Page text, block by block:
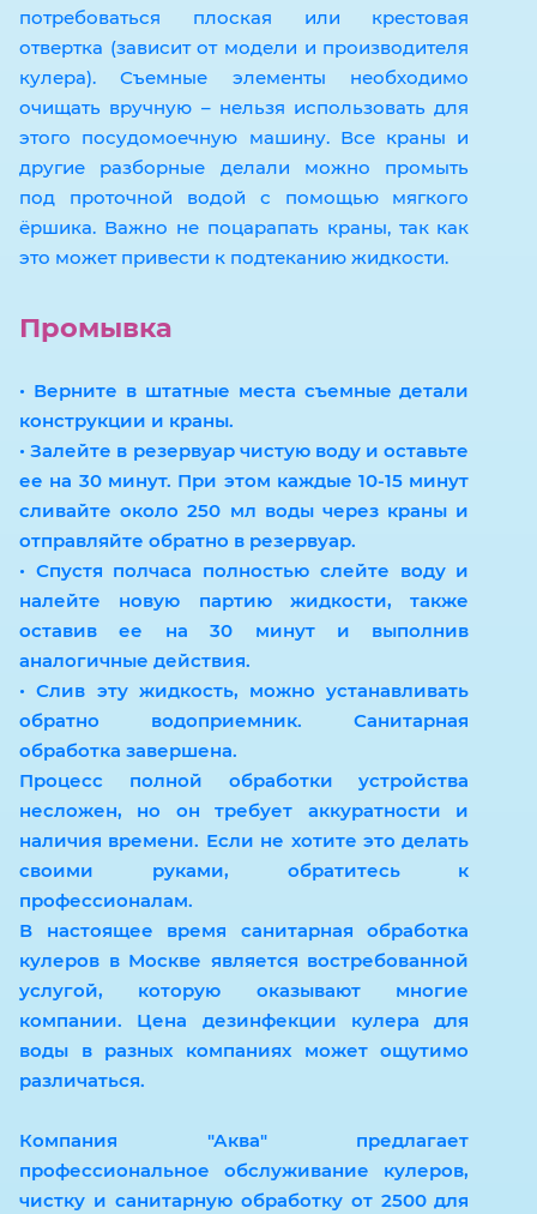
потребоваться плоская или крестовая
отвертка (зависит от модели и производителя
кулера). Съемные элементы необходимо
очищать вручную – нельзя использовать для
этого посудомоечную машину. Все краны и
другие разборные делали можно промыть
под проточной водой с помощью мягкого
ёршика. Важно не поцарапать краны, так как
это может привести к подтеканию жидкости.
Промывка
• Верните в штатные места съемные детали
конструкции и краны.
• Залейте в резервуар чистую воду и оставьте
ее на 30 минут. При этом каждые 10-15 минут
сливайте около 250 мл воды через краны и
отправляйте обратно в резервуар.
• Спустя полчаса полностью слейте воду и
налейте новую партию жидкости, также
оставив ее на 30 минут и выполнив
аналогичные действия.
• Слив эту жидкость, можно устанавливать
обратно водоприемник. Санитарная
обработка завершена.
Процесс полной обработки устройства
несложен, но он требует аккуратности и
наличия времени. Если не хотите это делать
своими руками, обратитесь к
профессионалам.
В настоящее время санитарная обработка
кулеров в Москве является востребованной
услугой, которую оказывают многие
компании. Цена дезинфекции кулера для
воды в разных компаниях может ощутимо
различаться.
Компания "Аква" предлагает
профессиональное обслуживание кулеров,
чистку и санитарную обработку от 2500 для